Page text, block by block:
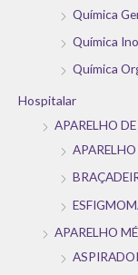
Química
Química
Química
Hospitalar
APARELHO
APARELHO